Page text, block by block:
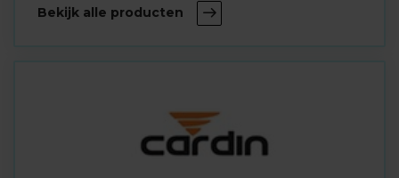
Bekijk alle producten